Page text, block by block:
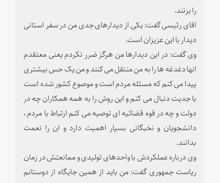
را بزنند.
اقای رئیسی گفت: یکی از دیدارهای جدی من در سفر استانی
دیدار با این عزیزان است.
وی گفت: در این دیدارها من هرگز ضرر نکردم یعنی معتقدم
انها دغدغه ها را به من منتقل می کنند و من یک حس بیشتری
پیدا می کنم که مسئله مردم است و موصوع کشور شده است
با جدیت دنبال می کنم و این روش را به همه همکاران چه در
دولت و چه در قوه قضائیه ای توصیه می کنم ارتباط با مردم ،
دانشجویان و نخبگانی بسیار اهمیت دارد و ان را نعمت
بدانند.
وی درباره عملکردش با واحدهای تولیدی و ممانعتش در زمان
ریاست جمهوری گفت: من باید از همین جایگاه از دوستانم